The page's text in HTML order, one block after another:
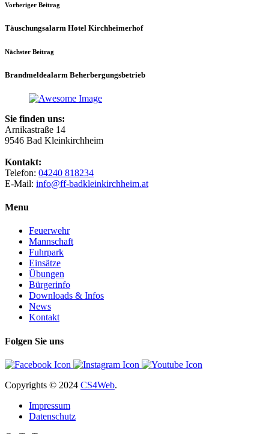
Vorheriger Beitrag
Täuschungsalarm Hotel Kirchheimerhof
Nächster Beitrag
Brandmeldealarm Beherbergungsbetrieb
Sie finden uns:
Arnikastraße 14
9546 Bad Kleinkirchheim
Kontakt:
Telefon: 04240 818234
E-Mail: info@ff-badkleinkirchheim.at
Menu
Feuerwehr
Mannschaft
Fuhrpark
Einsätze
Übungen
Bürgerinfo
Downloads & Infos
News
Kontakt
Folgen Sie uns
Copyrights © 2024 CS4Web.
Impressum
Datenschutz